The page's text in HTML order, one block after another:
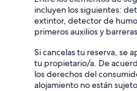
incluyen los siguientes:
extintor, detector de
primeros auxilios y
Si cancelas tu reserva, se
tu propietario/a. De
los derechos del
alojamiento no están